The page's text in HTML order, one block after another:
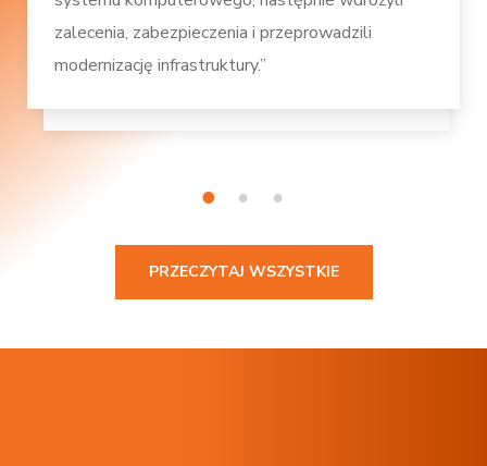
zalecenia, zabezpieczenia i przeprowadzili
modernizację infrastruktury.”
1 2 3
PRZECZYTAJ WSZYSTKIE